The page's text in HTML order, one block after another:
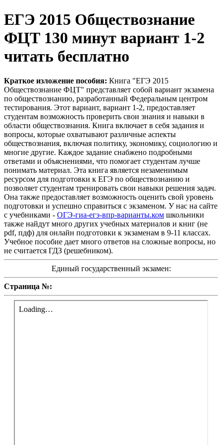
ЕГЭ 2015 Обществознание
ФЦТ 130 минут вариант 1-2
читать бесплатно
Краткое изложение пособия: Книга "ЕГЭ 2015
Обществознание ФЦТ" представляет собой вариант экзамена
по обществознанию, разработанный Федеральным центром
тестирования. Этот вариант, вариант 1-2, предоставляет
студентам возможность проверить свои знания и навыки в
области обществознания. Книга включает в себя задания и
вопросы, которые охватывают различные аспекты
обществознания, включая политику, экономику, социологию и
многие другие. Каждое задание снабжено подробными
ответами и объяснениями, что помогает студентам лучше
понимать материал. Эта книга является незаменимым
ресурсом для подготовки к ЕГЭ по обществознанию и
позволяет студентам тренировать свои навыки решения задач.
Она также предоставляет возможность оценить свой уровень
подготовки и успешно справиться с экзаменом. У нас на сайте
с учебниками - ОГЭ-гиа-егэ-впр-варианты.ком школьники
также найдут много других учебных материалов и книг (не
pdf, пдф) для онлайн подготовки к экзаменам в 9-11 классах.
Учебное пособие дает много ответов на сложные вопросы, но
не считается ГДЗ (решебником).
Единый государственный экзамен:
Страница №: